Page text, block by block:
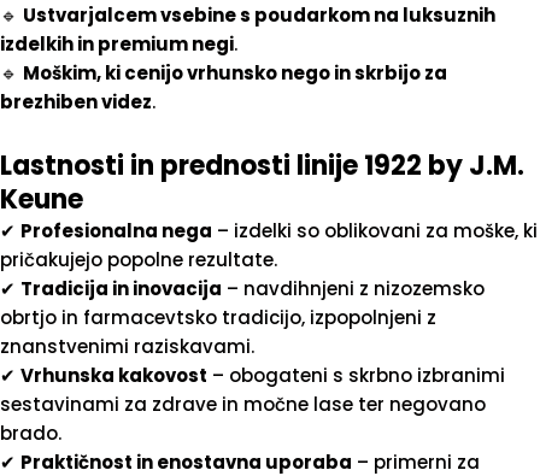
🔹 Ustvarjalcem vsebine s poudarkom na luksuznih
izdelkih in premium negi.
🔹 Moškim, ki cenijo vrhunsko nego in skrbijo za
brezhiben videz.
Lastnosti in prednosti linije 1922 by J.M.
Keune
✔ Profesionalna nega – izdelki so oblikovani za moške, ki
pričakujejo popolne rezultate.
✔ Tradicija in inovacija – navdihnjeni z nizozemsko
obrtjo in farmacevtsko tradicijo, izpopolnjeni z
znanstvenimi raziskavami.
✔ Vrhunska kakovost – obogateni s skrbno izbranimi
sestavinami za zdrave in močne lase ter negovano
brado.
✔ Praktičnost in enostavna uporaba – primerni za